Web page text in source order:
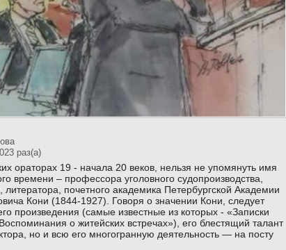
раз(a)
ораторах 19 - начала 20 веков, нельзя не упомянуть имя
времени – профессора уголовного судопроизводства,
почетного академика Петербургской Академии
Кони (1844-1927). Говоря о значении Кони, следует
произведения (самые известные из которых - «Записки
о житейских встречах»), его блестящий талант
но и всю его многогранную деятельность — на посту